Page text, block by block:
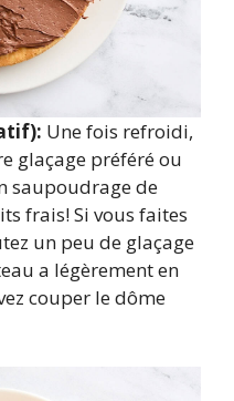
Une fois refroidi,
glaçage préféré ou
saupoudrage de
frais! Si vous faites
un peu de glaçage
a légèrement en
couper le dôme